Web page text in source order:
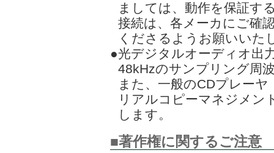
ましては、動作を保証す
接続は、各メーカにご確
くださるようお願いいた
●光デジタルオーディオ出
48kHzのサンプリング周
また、一般のCDプレー
リアルコピーマネジメン
します。
■著作権に関するご注意